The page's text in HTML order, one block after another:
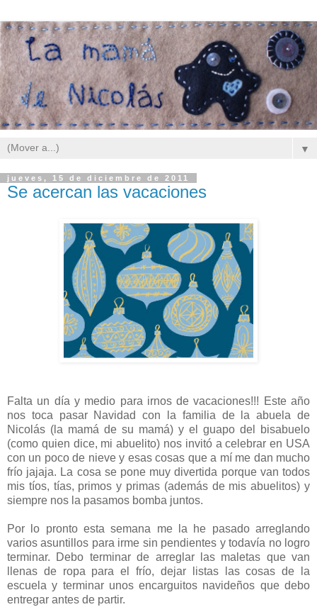
▼
jueves, 15 de diciembre de 2011
Se acercan las vacaciones
Falta un día y medio para irnos de vacaciones!!! Este año
nos toca pasar Navidad con la familia de la abuela de
Nicolás (la mamá de su mamá) y el guapo del bisabuelo
(como quien dice, mi abuelito) nos invitó a celebrar en USA
con un poco de nieve y esas cosas que a mí me dan mucho
frío jajaja. La cosa se pone muy divertida porque van todos
mis tíos, tías, primos y primas (además de mis abuelitos) y
siempre nos la pasamos bomba juntos.
Por lo pronto esta semana me la he pasado arreglando
varios asuntillos para irme sin pendientes y todavía no logro
terminar. Debo terminar de arreglar las maletas que van
llenas de ropa para el frío, dejar listas las cosas de la
escuela y terminar unos encarguitos navideños que debo
entregar antes de partir.